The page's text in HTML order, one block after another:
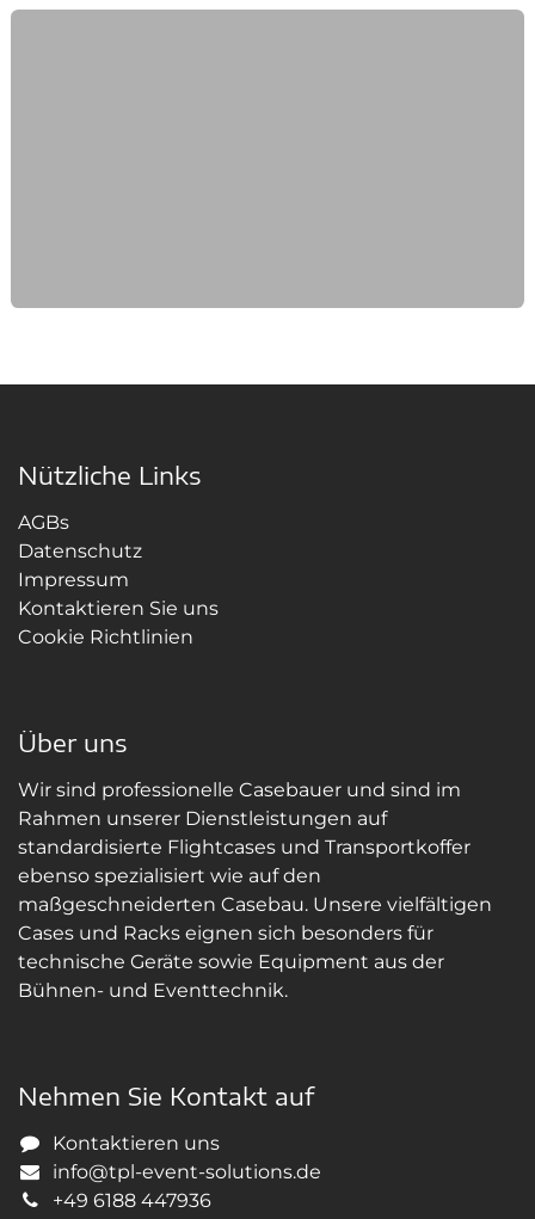
Nützliche Links
AGBs
Datenschutz
Impressum
Kontaktieren Sie uns
Cookie Richtlinien
Über uns
Wir sind professionelle Casebauer und sind im
Rahmen unserer Dienstleistungen auf
standardisierte Flightcases und Transportkoffer
ebenso spezialisiert wie auf den
maßgeschneiderten Casebau. Unsere vielfältigen
Cases und Racks eignen sich besonders für
technische Geräte sowie Equipment aus der
Bühnen- und Eventtechnik.
Nehmen Sie Kontakt auf
Kontaktieren uns
info@tpl-event-solutions.de
+49 6188 447936